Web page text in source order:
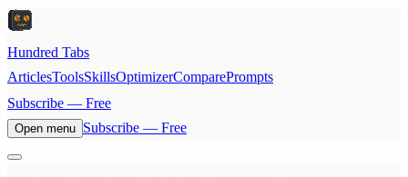
Hundred Tabs
ArticlesToolsSkillsOptimizerComparePrompts
Subscribe — Free
Open menu Subscribe — Free